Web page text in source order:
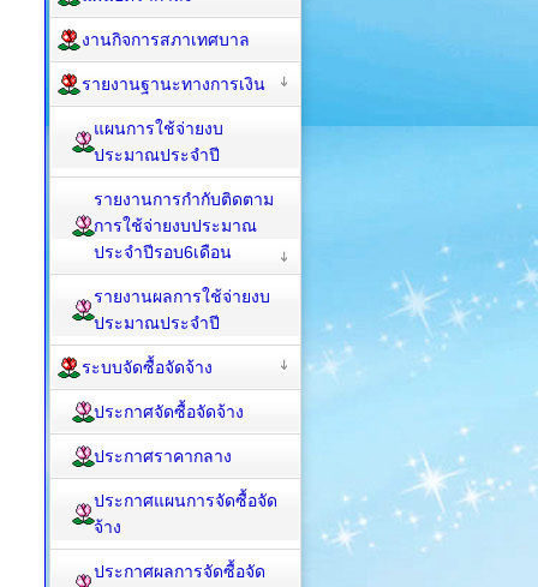
งานกิจการสภาเทศบาล
รายงานฐานะทางการเงิน
แผนการใช้จ่ายงบ
ประมาณประจำปี
รายงานการกำกับติดตาม
การใช้จ่ายงบประมาณ
ประจำปีรอบ6เดือน
รายงานผลการใช้จ่ายงบ
ประมาณประจำปี
ระบบจัดซื้อจัดจ้าง
ประกาศจัดซื้อจัดจ้าง
ประกาศราคากลาง
ประกาศแผนการจัดซื้อจัด
จ้าง
ประกาศผลการจัดซื้อจัด